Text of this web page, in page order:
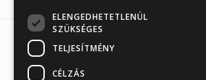
Sunmed Kft. 2026 © Minden jog
ELENGEDHETETLENÜL
SZÜKSÉGES
TELJESÍTMÉNY
CÉLZÁS